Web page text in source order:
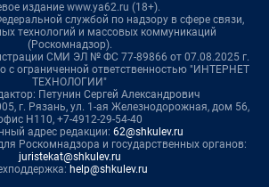
издание www.ya62.ru (18+).
службой по надзору в сфере связи,
технологий и массовых коммуникаций
(Роскомнадзор).
СМИ ЭЛ № ФС 77-89866 от 07.08.2025 г.
с ограниченной ответственностью "ИНТЕРНЕТ
ТЕХНОЛОГИИ"
Петунин Сергей Александрович
г. Рязань, ул. 1-ая Железнодорожная, дом 56,
Н110, +7-4912-29-54-40
адрес редакции: 62@shkulev.ru
Роскомнадзора и государственных органов:
juristekat@shkulev.ru
help@shkulev.ru